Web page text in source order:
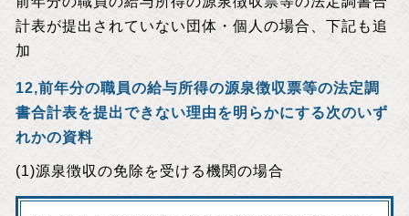
計表が提出されていない団体・個人の場合、下記も追
加
12,前年分の職員の給与所得の源泉徴収票等の法定調
書合計表を提出できない理由を明らかにする次のいず
れかの資料
(1)源泉徴収の免除を受ける機関の場合